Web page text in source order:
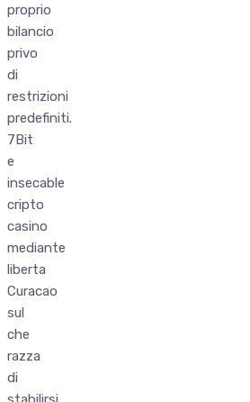
proprio
bilancio
privo
di
restrizioni
predefiniti.
7Bit
e
insecable
cripto
casino
mediante
liberta
Curacao
sul
che
razza
di